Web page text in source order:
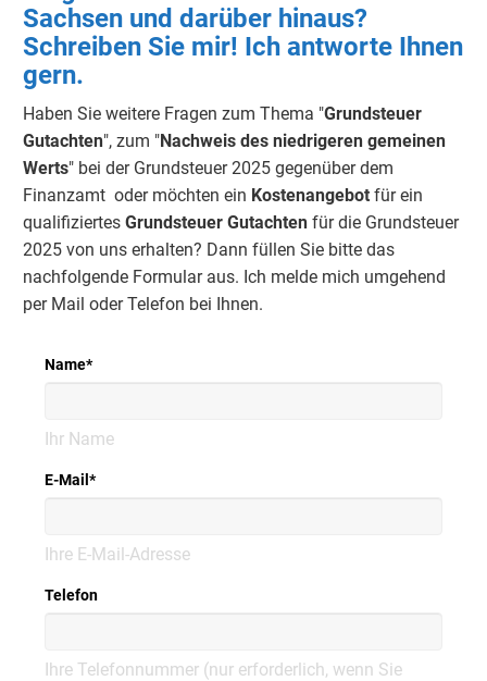
Sachsen und darüber hinaus?
Schreiben Sie mir! Ich antworte Ihnen
gern.
Haben Sie weitere Fragen zum Thema "Grundsteuer
Gutachten", zum "Nachweis des niedrigeren gemeinen
Werts" bei der Grundsteuer 2025 gegenüber dem
Finanzamt oder möchten ein Kostenangebot für ein
qualifiziertes Grundsteuer Gutachten für die Grundsteuer
2025 von uns erhalten? Dann füllen Sie bitte das
nachfolgende Formular aus. Ich melde mich umgehend
per Mail oder Telefon bei Ihnen.
Name*
Ihr Name
E-Mail *
Ihre E-Mail-Adresse
Telefon
Ihre Telefonnummer (nur erforderlich, wenn Sie